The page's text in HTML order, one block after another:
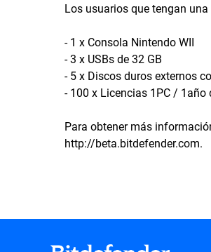
Los usuarios que tengan
- 1 x Consola Nintendo WII
- 3 x USBs de 32 GB
- 5 x Discos duros externos
- 100 x Licencias 1PC /
Para obtener más
http://beta.bitdefender.com.